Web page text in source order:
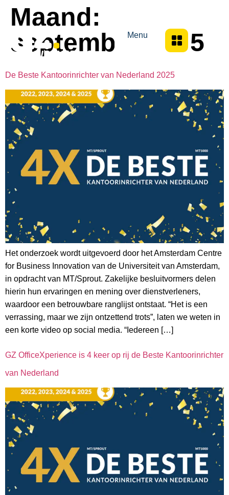
Menu
Maand:
september 2025
De Beste Kantoorinrichter van Nederland 2025
Het onderzoek wordt uitgevoerd door het Amsterdam Centre
for Business Innovation van de Universiteit van Amsterdam,
in opdracht van MT/Sprout. Zakelijke besluitvormers delen
hierin hun ervaringen en mening over dienstverleners,
waardoor een betrouwbare ranglijst ontstaat. “Het is een
verrassing, maar we zijn ontzettend trots”, laten we weten in
een korte video op social media. “Iedereen […]
GZ OfficeXperience is 4 keer op rij de Beste Kantoorinrichter
van Nederland